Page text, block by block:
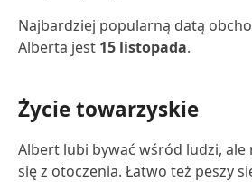
Najbardziej popularną datą
Alberta jest 15 listopada.
Życie towarzyskie
Albert lubi bywać wśród ludzi,
się z otoczenia. Łatwo też peszy